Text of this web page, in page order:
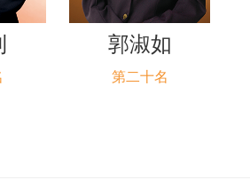
郭淑如
第二十名